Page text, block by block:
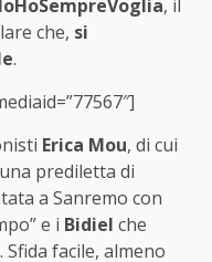
IoHoSempreVoglia, il
che, si
.
Erica Mou, di cui
prediletta di
a Sanremo con
e i Bidiel che
facile, almeno